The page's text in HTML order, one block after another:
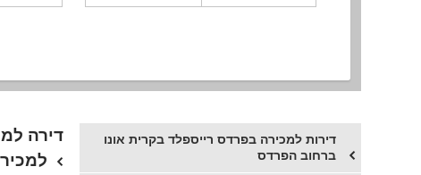
דירה
דירות למכירה בפרדס רייספלד בקרית אונו
ברחוב הפרדס